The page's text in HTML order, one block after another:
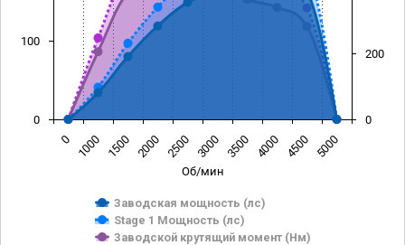
Об/мин
Заводская мощность (лс)
Stage 1 Мощность (лс)
Заводской крутящий момент (Нм)
0 1000 1500 2000 2500 3000 3500 4000 4500 5000
0
100
0
200